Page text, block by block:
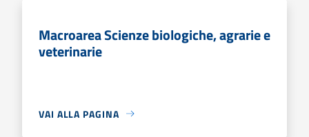
Macroarea Scienze biologiche, agrarie e
veterinarie
VAI ALLA PAGINA